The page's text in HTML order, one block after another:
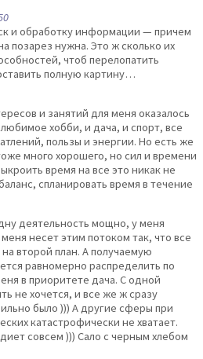
и обработку информации — причем
позарез нужна. Это ж сколько их
чтоб перелопатить
полную картину…
и занятий для меня оказалось
хобби, и дача, и спорт, все
пользы и энергии. Но есть же
много хорошего, но сил и времени
время на все это никак не
спланировать время в течение
деятельность мощно, у меня
несет этим потоком так, что все
второй план. А получаемую
равномерно распределить по
в приоритете дача. С одной
не хочется, и все же ж сразу
было ))) А другие сферы при
катастрофически не хватает.
совсем ))) Сало с черным хлебом